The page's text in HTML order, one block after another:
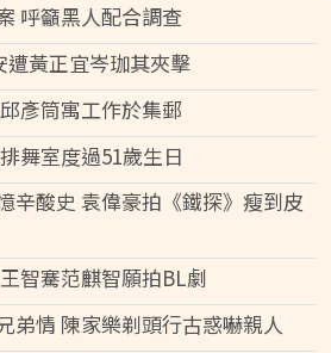
呼籲黑人配合調查
遭黃正宜岑珈其夾擊
彥筒寓工作於集郵
舞室度過51歲生日
辛酸史 袁偉豪拍《鐵探》瘦到皮
智騫范麒智願拍BL劇
弟情 陳家樂剃頭行古惑嚇親人